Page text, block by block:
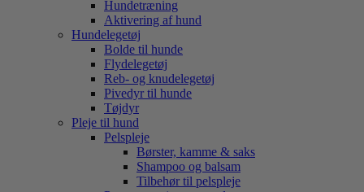
Hundetræning
Aktivering af hund
Hundelegetøj
Bolde til hunde
Flydelegetøj
Reb- og knudelegetøj
Pivedyr til hunde
Tøjdyr
Pleje til hund
Pelspleje
Børster, kamme & saks
Shampoo og balsam
Tilbehør til pelspleje